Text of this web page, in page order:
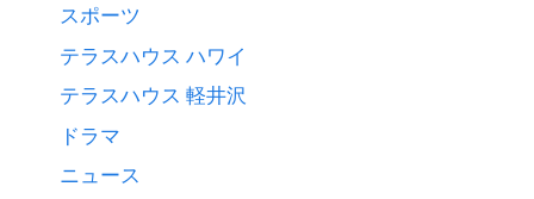
スポーツ
テラスハウス ハワイ
テラスハウス 軽井沢
ドラマ
ニュース